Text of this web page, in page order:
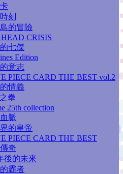
刻
的冒險
CRISIS
七傑
Edition
意志
PIECE CARD THE BEST vol.2
情義
拳
25th collection
脈
的皇帝
PIECE CARD THE BEST
奇
後的未來
霸者